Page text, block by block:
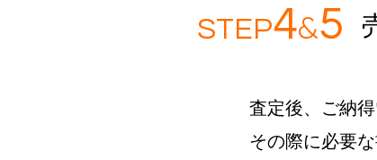
STEP4&5
査定後、ご納
その際に必要